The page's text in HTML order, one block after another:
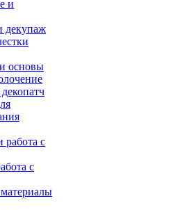
декупаж
основы
с